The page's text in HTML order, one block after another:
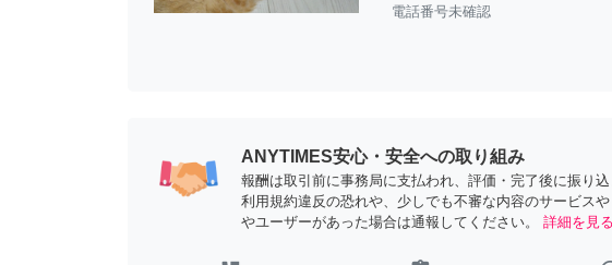
電話番号未確認
ANYTIMES安心・安全への取り組み
報酬は取引前に事務局に支払われ、評価・完了後に振り込
利用規約違反の恐れや、少しでも不審な内容のサービスや
やユーザーがあった場合は通報してください。
詳細を見る